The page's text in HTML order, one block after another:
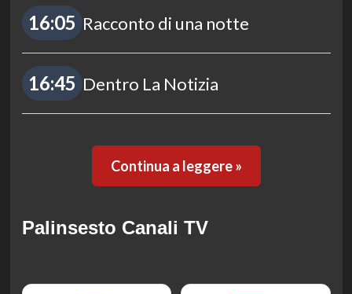
16:05 Racconto di una notte
16:45 Dentro La Notizia
Continua a leggere »
Palinsesto Canali TV